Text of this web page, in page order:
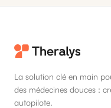
La solution clé en main
des médecines douces :
autopilote.